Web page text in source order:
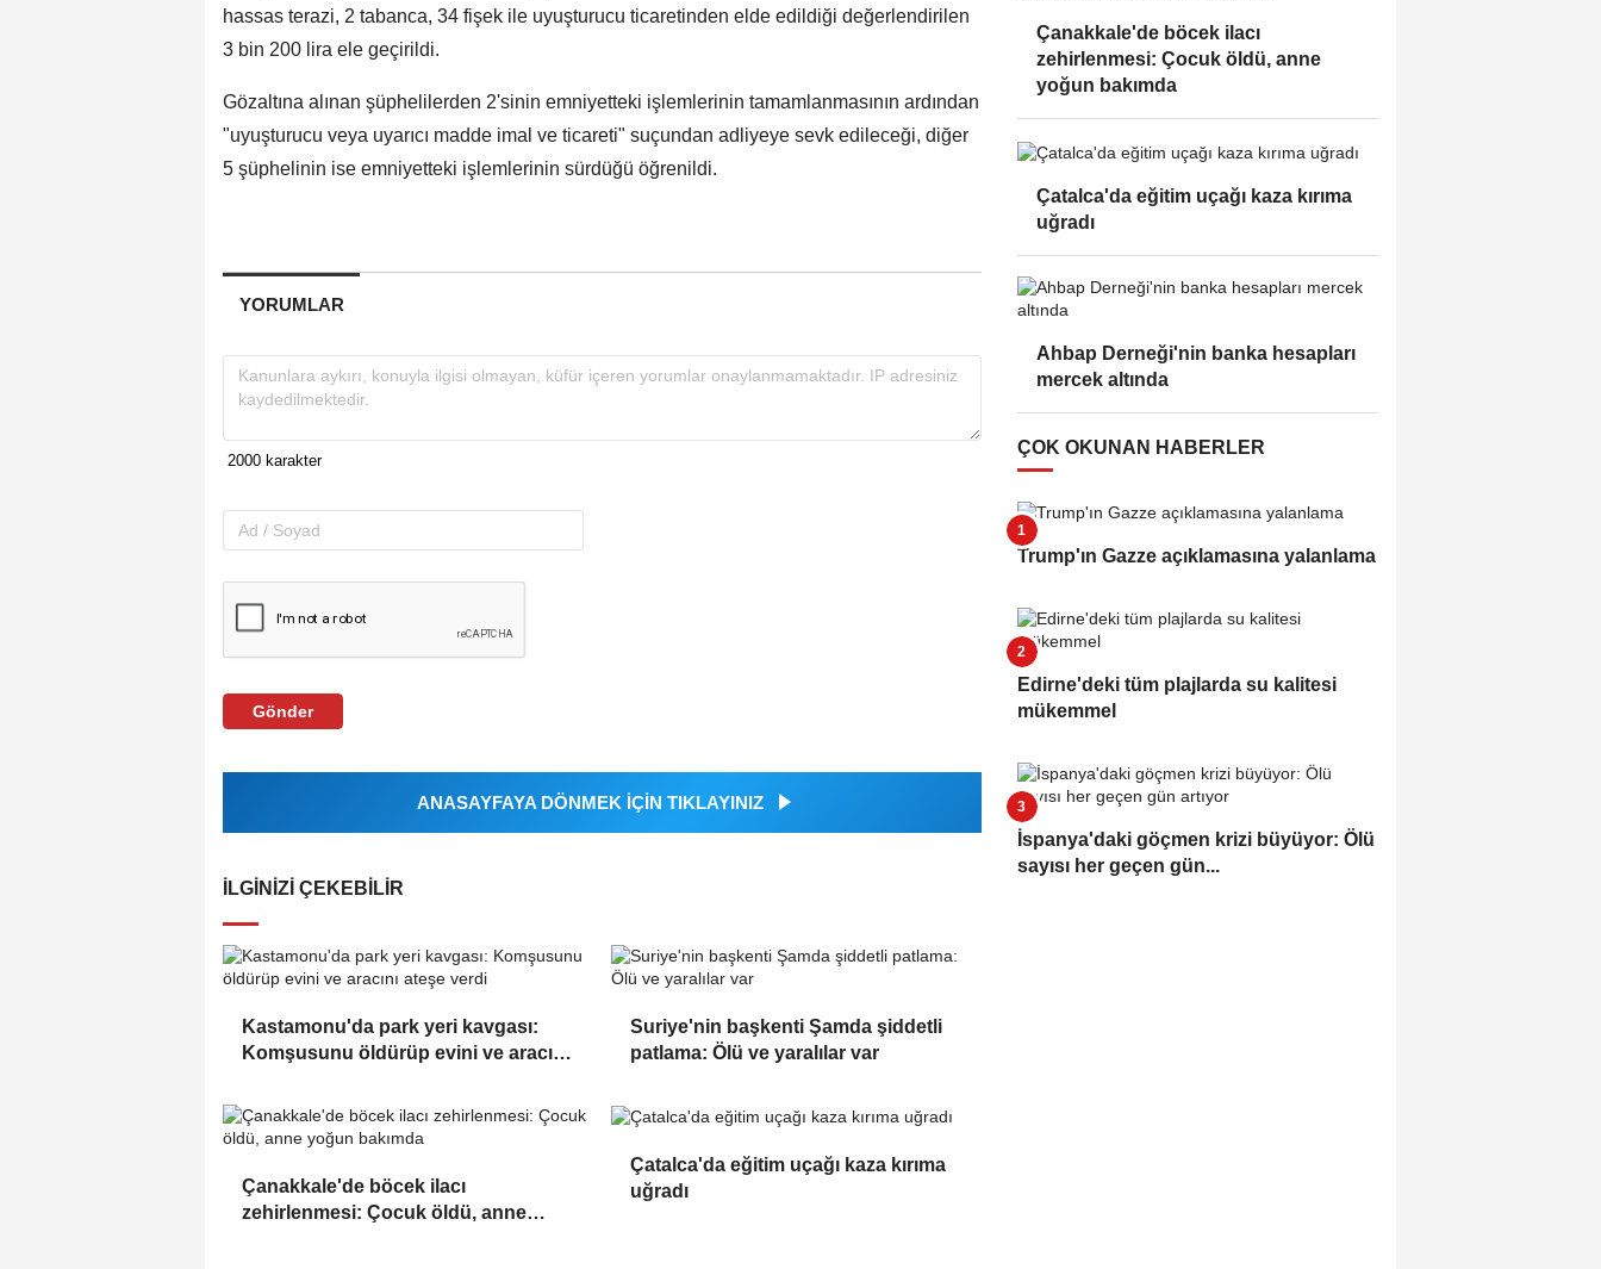
hassas terazi, 2 tabanca, 34 fişek ile uyuşturucu ticaretinden elde edildiği değerlendirilen
3 bin 200 lira ele geçirildi.
Gözaltına alınan şüphelilerden 2'sinin emniyetteki işlemlerinin tamamlanmasının ardından
"uyuşturucu veya uyarıcı madde imal ve ticareti" suçundan adliyeye sevk edileceği, diğer
5 şüphelinin ise emniyetteki işlemlerinin sürdüğü öğrenildi.
YORUMLAR
Gönder
ANASAYFAYA DÖNMEK İÇİN TIKLAYINIZ
İLGINIZI ÇEKEBILIR
Kastamonu'da park yeri kavgası:
Komşusunu öldürüp evini ve aracını
Suriye'nin başkenti Şamda şiddetli
patlama: Ölü ve yaralılar var
Çanakkale'de böcek ilacı
zehirlenmesi: Çocuk öldü, anne
Çatalca'da eğitim uçağı kaza kırıma
uğradı
Çanakkale'de böcek ilacı
zehirlenmesi: Çocuk öldü, anne
yoğun bakımda
Çatalca'da eğitim uçağı kaza kırıma
uğradı
Ahbap Derneği'nin banka hesapları
mercek altında
ÇOK OKUNAN HABERLER
Trump'ın Gazze açıklamasına yalanlama
Edirne'deki tüm plajlarda su kalitesi
mükemmel
İspanya'daki göçmen krizi büyüyor: Ölü
sayısı her geçen gün...